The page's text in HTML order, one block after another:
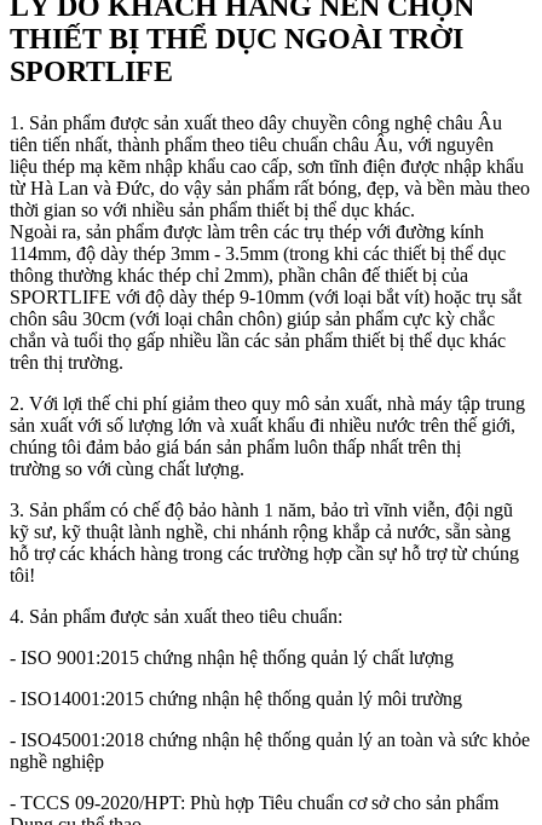
THIẾT BỊ THỂ DỤC NGOÀI TRỜI
SPORTLIFE
1. Sản phẩm được sản xuất theo dây chuyền công nghệ châu Âu
tiên tiến nhất, thành phẩm theo tiêu chuẩn châu Âu, với nguyên
liệu thép mạ kẽm nhập khẩu cao cấp, sơn tĩnh điện được nhập khẩu
từ Hà Lan và Đức, do vậy sản phẩm rất bóng, đẹp, và bền màu theo
thời gian so với nhiều sản phẩm thiết bị thể dục khác.
Ngoài ra, sản phẩm được làm trên các trụ thép với đường kính
114mm, độ dày thép 3mm - 3.5mm (trong khi các thiết bị thể dục
thông thường khác thép chỉ 2mm), phần chân đế thiết bị của
SPORTLIFE với độ dày thép 9-10mm (với loại bắt vít) hoặc trụ sắt
chôn sâu 30cm (với loại chân chôn) giúp sản phẩm cực kỳ chắc
chắn và tuổi thọ gấp nhiều lần các sản phẩm thiết bị thể dục khác
trên thị trường.
2. Với lợi thế chi phí giảm theo quy mô sản xuất, nhà máy tập trung
sản xuất với số lượng lớn và xuất khẩu đi nhiều nước trên thế giới,
chúng tôi đảm bảo giá bán sản phẩm luôn thấp nhất trên thị
trường so với cùng chất lượng.
3. Sản phẩm có chế độ bảo hành 1 năm, bảo trì vĩnh viễn, đội ngũ
kỹ sư, kỹ thuật lành nghề, chi nhánh rộng khắp cả nước, sẵn sàng
hỗ trợ các khách hàng trong các trường hợp cần sự hỗ trợ từ chúng
tôi!
4. Sản phẩm được sản xuất theo tiêu chuẩn:
- ISO 9001:2015 chứng nhận hệ thống quản lý chất lượng
- ISO14001:2015 chứng nhận hệ thống quản lý môi trường
- ISO45001:2018 chứng nhận hệ thống quản lý an toàn và sức khỏe
nghề nghiệp
- TCCS 09-2020/HPT: Phù hợp Tiêu chuẩn cơ sở cho sản phẩm